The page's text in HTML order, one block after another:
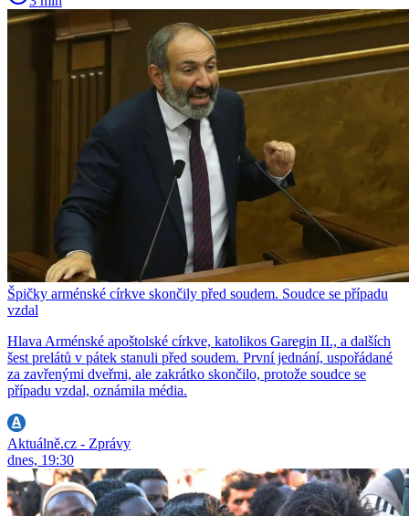
Špičky arménské církve skončily před soudem. Soudce se případu
vzdal
Hlava Arménské apoštolské církve, katolikos Garegin II., a dalších
šest prelátů v pátek stanuli před soudem. První jednání, uspořádané
za zavřenými dveřmi, ale zakrátko skončilo, protože soudce se
případu vzdal, oznámila média.
Aktuálně.cz - Zprávy
dnes, 19:30